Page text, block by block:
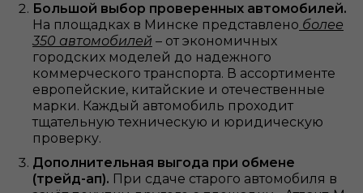
Большой выбор проверенных автомобилей.
На площадках в Минске представлено более
350 автомобилей – от экономичных
городских моделей до надежного
коммерческого транспорта. В ассортименте
европейские, китайские и отечественные
марки. Каждый автомобиль проходит
тщательную техническую и юридическую
проверку.
Дополнительная выгода при обмене
(трейд-ап). При сдаче старого автомобиля в